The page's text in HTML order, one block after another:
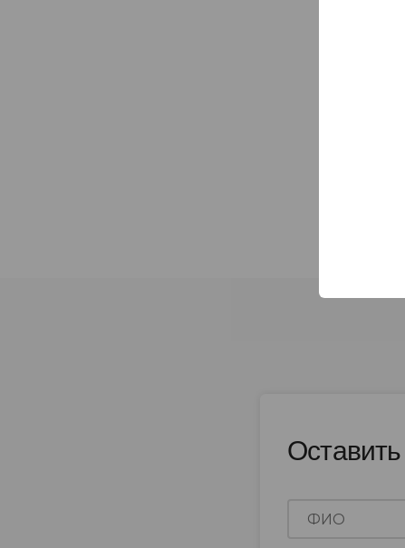
Оставить